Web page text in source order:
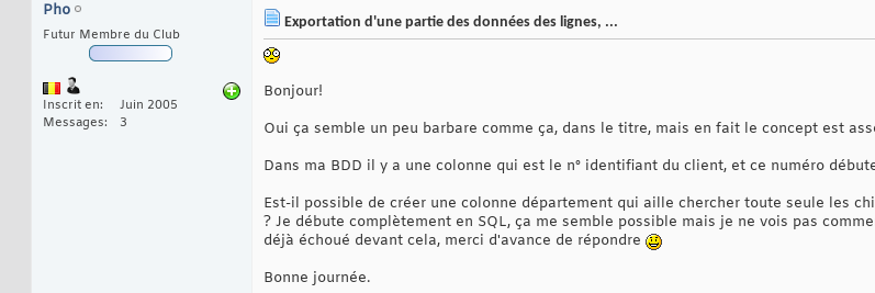
Pho
Futur Membre du Club
Inscrit en
Juin 2005
Messages
3
Exportation d'une partie des données des lignes, ...
Bonjour!
Oui ça semble un peu barbare comme ça, dans le titre, mais en fait le concept est
Dans ma BDD il y a une colonne qui est le n° identifiant du client, et ce numéro
Est-il possible de créer une colonne département qui aille chercher toute seule les
? Je débute complètement en SQL, ça me semble possible mais je ne vois pas
déjà échoué devant cela, merci d'avance de répondre
Bonne journée.